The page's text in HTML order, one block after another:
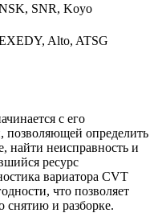
SNR, Koyo
Alto, ATSG
с его
позволяющей определить
найти неисправность и
ресурс
вариатора CVT
что позволяет
снятию и разборке.